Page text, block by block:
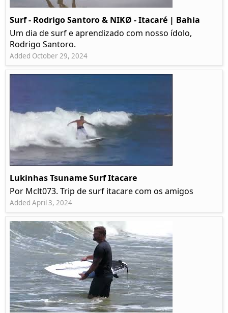
Surf - Rodrigo Santoro & NIKØ - Itacaré | Bahia
Um dia de surf e aprendizado com nosso ídolo,
Rodrigo Santoro.
Added October 29, 2024
Lukinhas Tsuname Surf Itacare
Por Mclt073. Trip de surf itacare com os amigos
Added April 3, 2024